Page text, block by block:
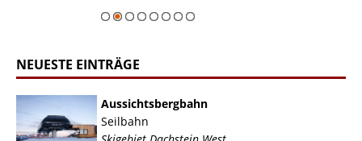
NEUESTE EINTRÄGE
Aussichtsbergbahn
Seilbahn